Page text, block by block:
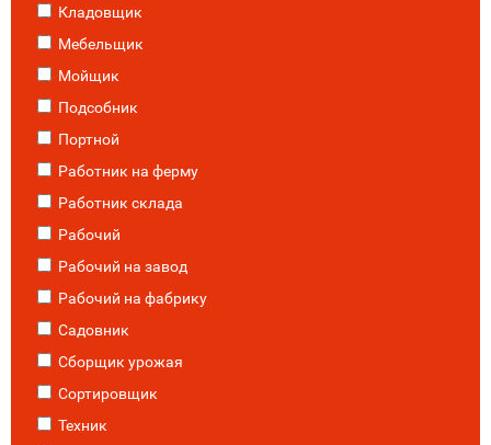
Кладовщик
Мебельщик
Мойщик
Подсобник
Портной
Работник на ферму
Работник склада
Рабочий
Рабочий на завод
Рабочий на фабрику
Садовник
Сборщик урожая
Сортировщик
Техник